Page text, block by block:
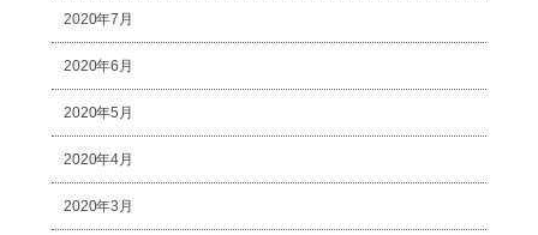
2020年7月
2020年6月
2020年5月
2020年4月
2020年3月